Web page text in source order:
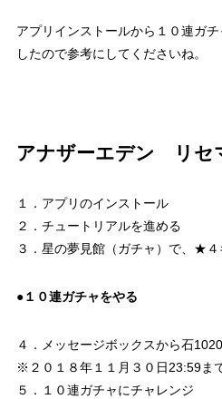
アプリインストールから１０連ガ
したので参考にしてくださいね。
アナザーエデン リセ
１．アプリのインストール
２．チュートリアルを進める
３．星の夢見館（ガチャ）で、★
●１０連ガチャをやる
４．メッセージボックスから石
※２０１８年１１月３０日23:59ま
５．１０連ガチャにチャレンジ